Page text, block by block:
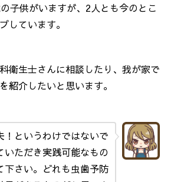
子供がいますが、2人とも今のとこ
しています。
衛生士さんに相談したり、我が家で
紹介したいと思います。
！というわけではないで
いただき実践可能なもの
下さい。どれも虫歯予防